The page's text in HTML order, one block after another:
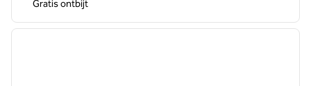
Gratis ontbijt
1 van 12